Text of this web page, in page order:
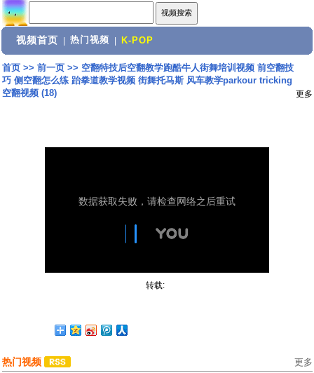
视频首页 热门视频 K-POP
首页>> 前一页>> 空翻特技后空翻教学跑酷牛人街舞培训视频 前空翻技
巧 侧空翻怎么练 跆拳道教学视频 街舞托马斯 风车教学parkour tricking
空翻视频 (18)
更多
转载:
热门视频 更多